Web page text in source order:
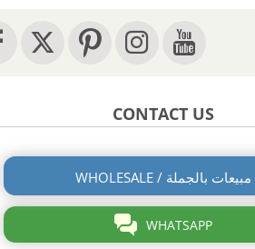
CONTACT US
WHOLESALE / مبيعات بالجملة
WHATSAPP